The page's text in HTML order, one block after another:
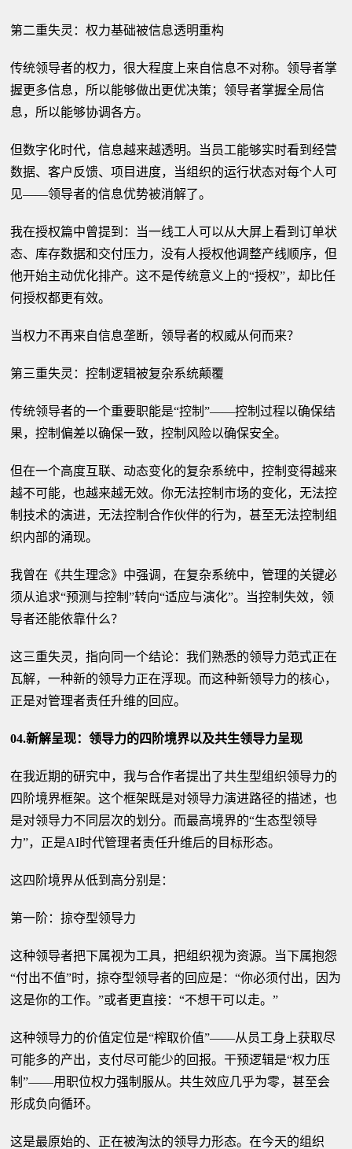
第二重失灵：权力基础被信息透明重构
传统领导者的权力，很大程度上来自信息不对称。领导者掌
握更多信息，所以能够做出更优决策；领导者掌握全局信
息，所以能够协调各方。
但数字化时代，信息越来越透明。当员工能够实时看到经营
数据、客户反馈、项目进度，当组织的运行状态对每个人可
见——领导者的信息优势被消解了。
我在授权篇中曾提到：当一线工人可以从大屏上看到订单状
态、库存数据和交付压力，没有人授权他调整产线顺序，但
他开始主动优化排产。这不是传统意义上的“授权”，却比任
何授权都更有效。
当权力不再来自信息垄断，领导者的权威从何而来？
第三重失灵：控制逻辑被复杂系统颠覆
传统领导者的一个重要职能是“控制”——控制过程以确保结
果，控制偏差以确保一致，控制风险以确保安全。
但在一个高度互联、动态变化的复杂系统中，控制变得越来
越不可能，也越来越无效。你无法控制市场的变化，无法控
制技术的演进，无法控制合作伙伴的行为，甚至无法控制组
织内部的涌现。
我曾在《共生理念》中强调，在复杂系统中，管理的关键必
须从追求“预测与控制”转向“适应与演化”。当控制失效，领
导者还能依靠什么？
这三重失灵，指向同一个结论：我们熟悉的领导力范式正在
瓦解，一种新的领导力正在浮现。而这种新领导力的核心，
正是对管理者责任升维的回应。
04.新解呈现：领导力的四阶境界以及共生领导力呈现
在我近期的研究中，我与合作者提出了共生型组织领导力的
四阶境界框架。这个框架既是对领导力演进路径的描述，也
是对领导力不同层次的划分。而最高境界的“生态型领导
力”，正是AI时代管理者责任升维后的目标形态。
这四阶境界从低到高分别是：
第一阶：掠夺型领导力
这种领导者把下属视为工具，把组织视为资源。当下属抱怨
“付出不值”时，掠夺型领导者的回应是：“你必须付出，因为
这是你的工作。”或者更直接：“不想干可以走。”
这种领导力的价值定位是“榨取价值”——从员工身上获取尽
可能多的产出，支付尽可能少的回报。干预逻辑是“权力压
制”——用职位权力强制服从。共生效应几乎为零，甚至会
形成负向循环。
这是最原始的、正在被淘汰的领导力形态。在今天的组织